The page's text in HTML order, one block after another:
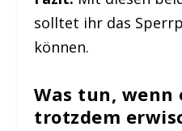
solltet ihr das
können.
Was tun, wenn
trotzdem